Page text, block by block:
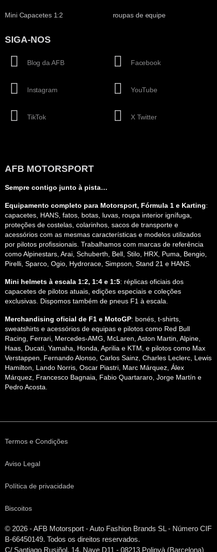
Mini Capacetes 1:2 roupas de equipe
SIGA-NOS
Blog da AFB
Instagram
TikTok
Facebook
YouTube
X Twitter
AFB MOTORSPORT
Sempre contigo junto à pista…
Equipamento completo para Motorsport, Fórmula 1 e Karting:
capacetes, HANS, fatos, botas, luvas, roupa interior ignífuga,
proteções de costelas, colarinhos, sacos de transporte e
acessórios com as mesmas características e modelos utilizados
por pilotos profissionais. Trabalhamos com marcas de referência
como Alpinestars, Arai, Schuberth, Bell, Stilo, HRX, Puma, Bengio,
Pirelli, Sparco, Ogio, Hydrorace, Simpson, Stand 21 e HANS.
Mini helmets à escala 1:2, 1:4 e 1:5: réplicas oficiais dos
capacetes de pilotos atuais, edições especiais e coleções
exclusivas. Dispomos também de pneus F1 à escala.
Merchandising oficial de F1 e MotoGP: bonés, t-shirts,
sweatshirts e acessórios de equipas e pilotos como Red Bull
Racing, Ferrari, Mercedes-AMG, McLaren, Aston Martin, Alpine,
Haas, Ducati, Yamaha, Honda, Aprilia e KTM, e pilotos como Max
Verstappen, Fernando Alonso, Carlos Sainz, Charles Leclerc, Lewis
Hamilton, Lando Norris, Oscar Piastri, Marc Márquez, Álex
Márquez, Francesco Bagnaia, Fabio Quartararo, Jorge Martín e
Pedro Acosta.
Termos e Condições
Aviso Legal
Política de privacidade
Biscoitos
© 2026 - AFB Motorsport - Auto Fashion Brands SL- Número CIF
B-66450149. Todos os direitos reservados.
C/ Santiago Rusiñol, 14, Nave D11 - 08213 Polinyà (Barcelona)